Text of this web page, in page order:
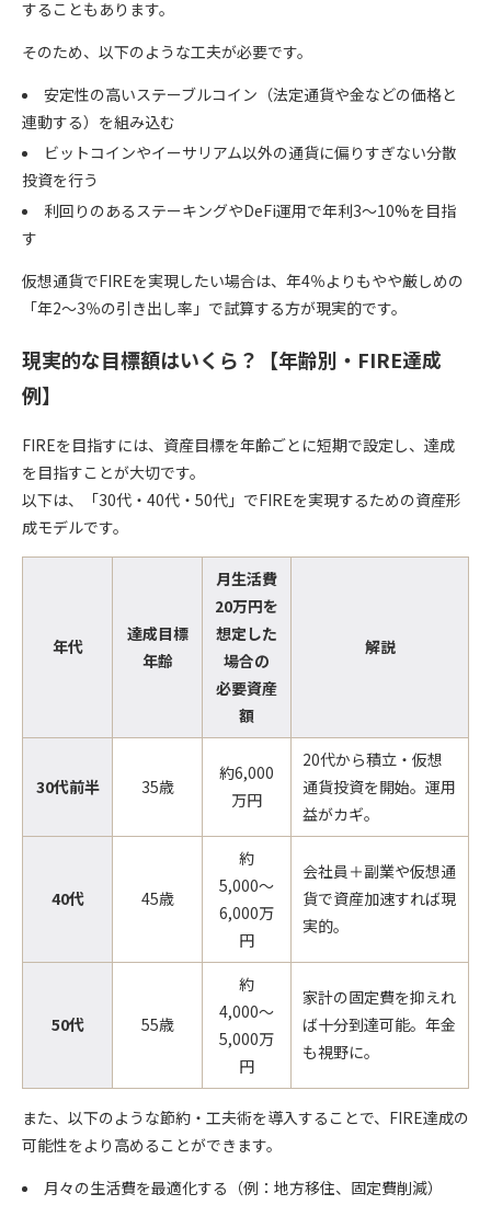
することもあります。
そのため、以下のような工夫が必要です。
安定性の高いステーブルコイン（法定通貨や金などの価格と
連動する）を組み込む
ビットコインやイーサリアム以外の通貨に偏りすぎない分散
投資を行う
利回りのあるステーキングやDeFi運用で年利3〜10%を目指
す
仮想通貨でFIREを実現したい場合は、年4％よりもやや厳しめの
「年2〜3％の引き出し率 」で試算する方が現実的です。
現実的な目標額はいくら？【年齢別・FIRE達成
例】
FIREを目指すには、資産目標を年齢ごとに短期で設定し、達成
を目指すことが大切です。
以下は、「30代・40代・50代」でFIREを実現するための資産形
成モデルです。
年代
達成目標
年齢
月生活費
20万円を
想定した
場合の
必要資産
額
解説
30代前半 35歳
約6,000
万円
20代から積立・仮想
通貨投資を開始。運用
益がカギ。
40代 45歳
約
5,000〜
6,000万
円
会社員＋副業や仮想通
貨で資産加速すれば現
実的。
50代 55歳
約
4,000〜
5,000万
円
家計の固定費を抑えれ
ば十分到達可能。年金
も視野に。
また、以下のような節約・工夫術を導入することで、FIRE達成の
可能性をより高めることができます。
月々の生活費を最適化する（例：地方移住、固定費削減）